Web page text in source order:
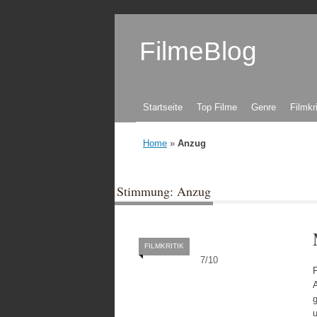
FilmeBlog
Zum Inhalt springen
Startseite Top Filme Genre
Home » Anzug
Stimmung: Anzug
7/10
FILMKRITIK